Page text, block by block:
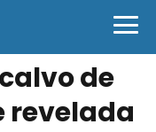
de
revelada